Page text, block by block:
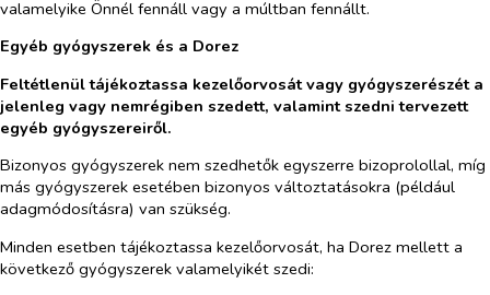
valamelyike Önnél fennáll vagy a múltban fennállt.
Egyéb gyógyszerek és a Dorez
Feltétlenül tájékoztassa kezelőorvosát vagy gyógyszerészét a
jelenleg vagy nemrégiben szedett, valamint szedni tervezett
egyéb gyógyszereiről.
Bizonyos gyógyszerek nem szedhetők egyszerre bizoprolollal, míg
más gyógyszerek esetében bizonyos változtatásokra (például
adagmódosításra) van szükség.
Minden esetben tájékoztassa kezelőorvosát, ha Dorez mellett a
következő gyógyszerek valamelyikét szedi: